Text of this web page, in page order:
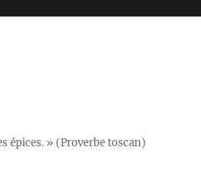
épices. » (Proverbe toscan)